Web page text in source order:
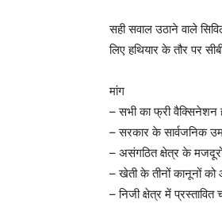
सही सवाल उठाने वाले
लिए हथियार के तौर पर
मांग
– सभी का फ्री वैक्सिनेशन
– सरकार के सार्वजनिक
– असंगठित क्षेत्र के
– खेती के तीनों कानूनों को
– निजी क्षेत्र में